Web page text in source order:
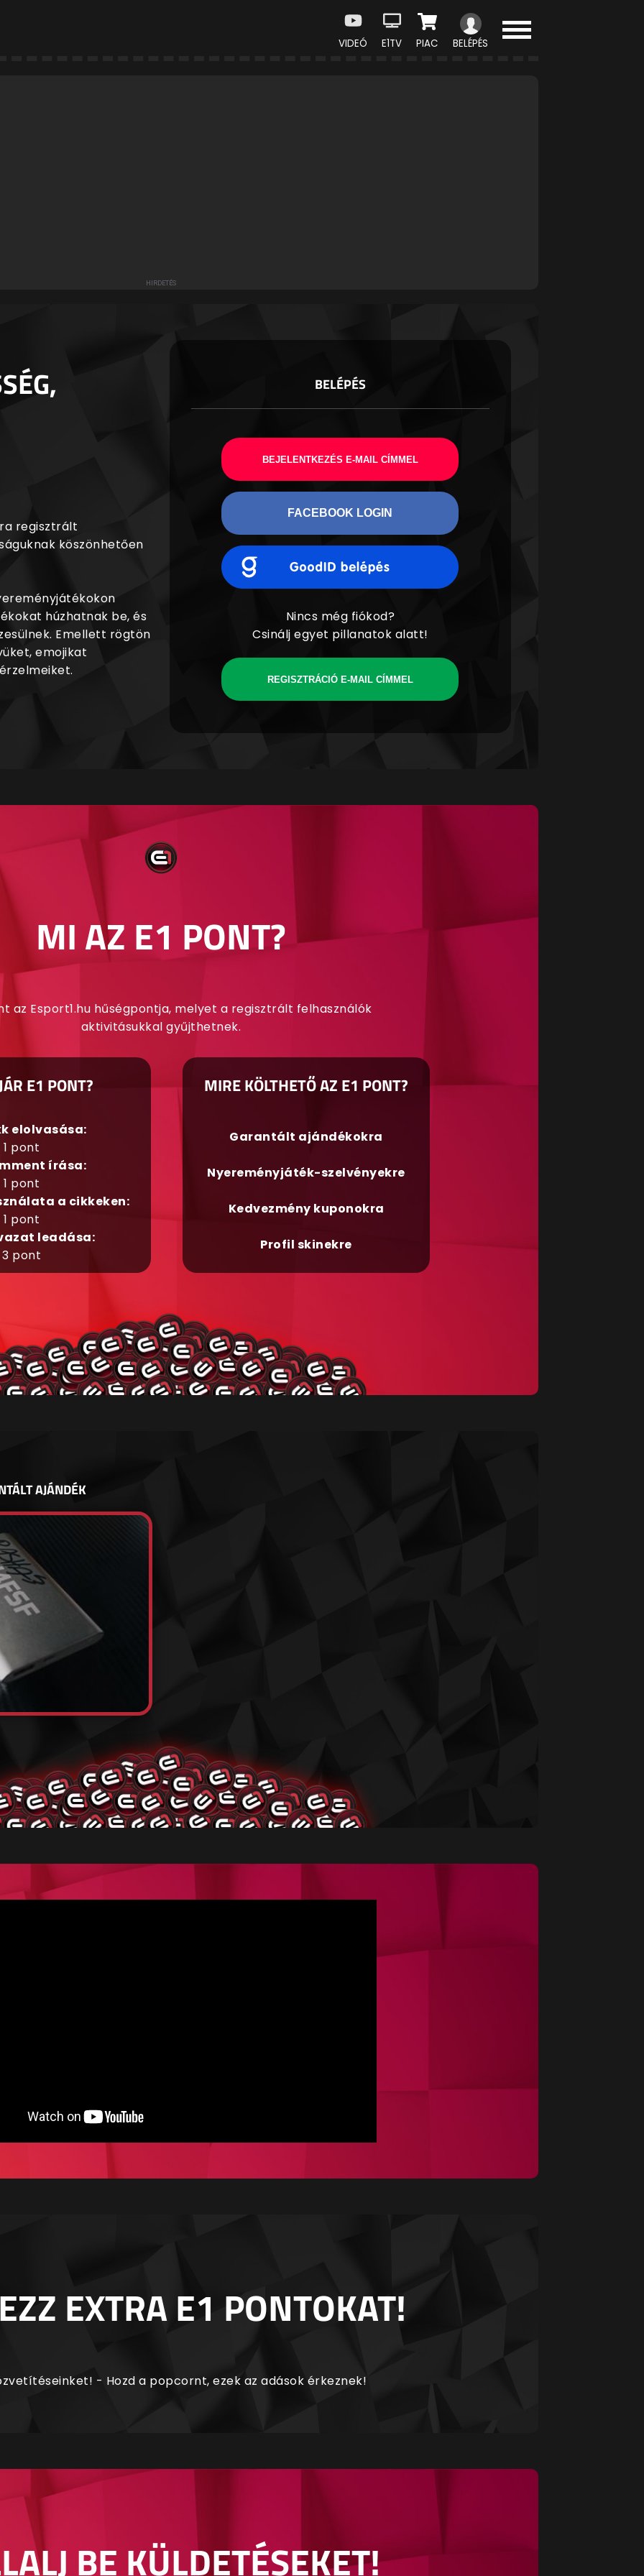
VIDEÓ E1TV PIAC BELÉPÉS
regisztrált
köszönhetően
húzhatnak be, és
Emellett rögtön
emojikat
BELÉPÉS
BEJELENTKEZÉS E-MAIL CÍMMEL
FACEBOOK LOGIN
Nincs még fiókod?
Csinálj egyet pillanatok alatt!
REGISZTRÁCIÓ E-MAIL CÍMMEL
MI AZ E1 PONT?
az Esport1.hu hűségpontja, melyet a regisztrált felhasználók
aktivitásukkal gyűjthetnek.
E1 PONT?
elolvasása:
1 pont
írása:
1 pont
a cikkeken:
1 pont
leadása:
3 pont
MIRE KÖLTHETŐ AZ E1 PONT?
Garantált ajándékokra
Nyereményjáték-szelvényekre
Kedvezmény kuponokra
Profil skinekre
AJÁNDÉK
EXTRA E1 PONTOKAT!
- Hozd a popcornt, ezek az adások érkeznek!
BE KÜLDETÉSEKET!